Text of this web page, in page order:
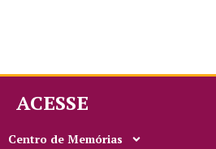
ACESSE
Centro de Memórias